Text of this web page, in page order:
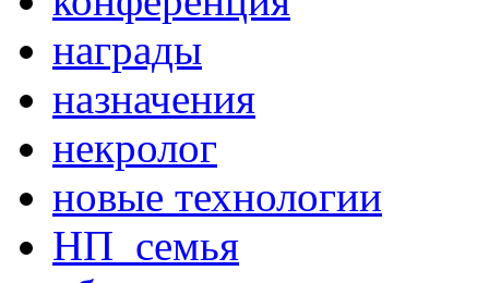
награды
назначения
некролог
новые технологии
НП_семья